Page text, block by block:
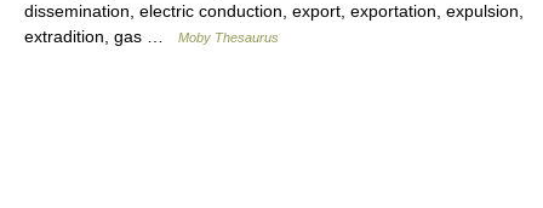
dissemination, electric conduction, export, exportation, expulsion,
extradition, gas …
Moby Thesaurus